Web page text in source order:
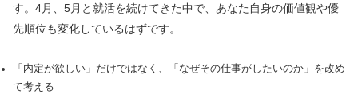
す。4月、5月と就活を続けてきた中で、あなた自身の価値観や優
先順位も変化しているはずです。
「内定が欲しい」だけではなく、「なぜその仕事がしたいのか」を改め
て考える